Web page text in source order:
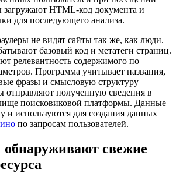
загружают HTML-код документа и
для последующего анализа.
не видят сайты так же, как люди.
базовый код и метатеги страниц.
релевантность содержимого по
Программа учитывает названия,
фразы и смысловую структуру
отправляют полученную сведения в
поисковиковой платформы. Данные
и используются для создания данных
по запросам пользователей.
свежие